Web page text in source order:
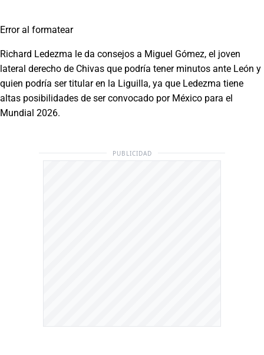
Error al formatear
Richard Ledezma le da consejos a Miguel Gómez, el joven
lateral derecho de Chivas que podría tener minutos ante León y
quien podría ser titular en la Liguilla, ya que Ledezma tiene
altas posibilidades de ser convocado por México para el
Mundial 2026.
PUBLICIDAD